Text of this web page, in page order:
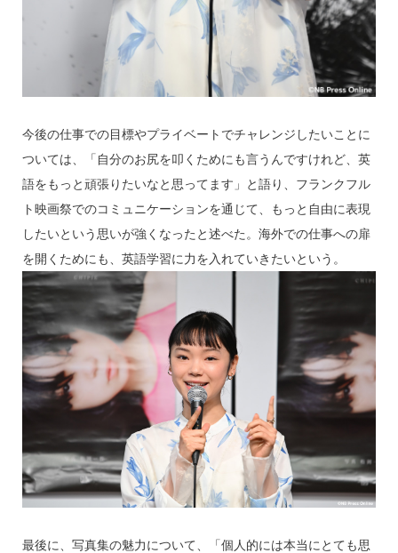
今後の仕事での目標やプライベートでチャレンジしたいことに
ついては、「自分のお尻を叩くためにも言うんですけれど、英
語をもっと頑張りたいなと思ってます」と語り、フランクフル
ト映画祭でのコミュニケーションを通じて、もっと自由に表現
したいという思いが強くなったと述べた。海外での仕事への扉
を開くためにも、英語学習に力を入れていきたいという。
最後に、写真集の魅力について、「個人的には本当にとても思